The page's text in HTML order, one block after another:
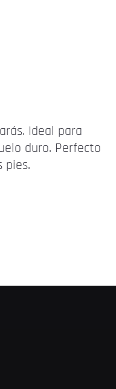
Ideal para
duro. Perfecto
pies.